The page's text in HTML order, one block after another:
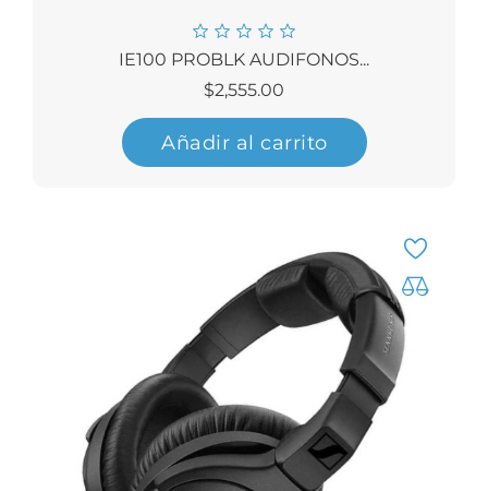
IE100 PROBLK AUDIFONOS...
$2,555.00
Añadir al carrito